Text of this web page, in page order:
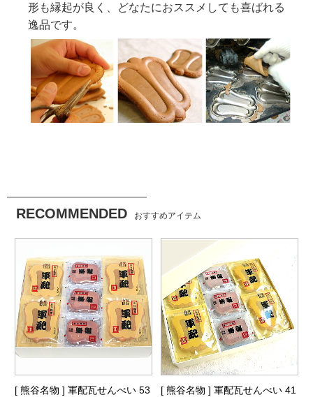
形も縁起が良く、どなたにおススメしても喜ばれる
逸品です。
RECOMMENDED おすすめアイテム
[ 熊谷名物 ] 軍配瓦せんべい 53
[ 熊谷名物 ] 軍配瓦せんべい 41